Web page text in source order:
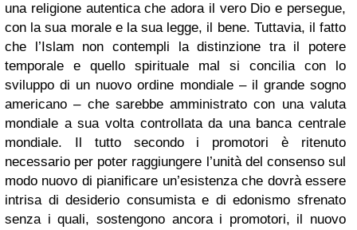
una religione autentica che adora il vero Dio e persegue,
con la sua morale e la sua legge, il bene. Tuttavia, il fatto
che l’Islam non contempli la distinzione tra il potere
temporale e quello spirituale mal si concilia con lo
sviluppo di un nuovo ordine mondiale – il grande sogno
americano – che sarebbe amministrato con una valuta
mondiale a sua volta controllata da una banca centrale
mondiale. Il tutto secondo i promotori è ritenuto
necessario per poter raggiungere l’unità del consenso sul
modo nuovo di pianificare un’esistenza che dovrà essere
intrisa di desiderio consumista e di edonismo sfrenato
senza i quali, sostengono ancora i promotori, il nuovo